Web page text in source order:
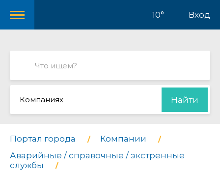
10° Вход
Компаниях Найти
Портал города
Компании
Аварийные / справочные / экстренные
службы